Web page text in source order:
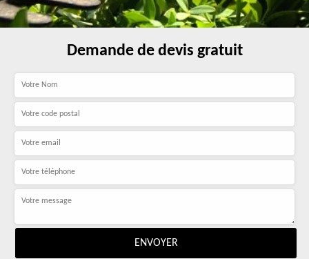
Demande de devis gratuit